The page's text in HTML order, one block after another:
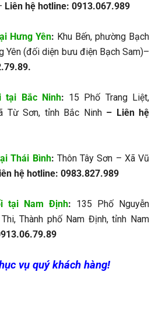
Liên hệ hotline: 0913.067.989
Hưng Yên: Khu Bến, phường Bạch
Yên (đối diện bưu điện Bạch Sam)–
tại Bắc Ninh: 15 Phố Trang Liệt,
Từ Sơn, tỉnh Bắc Ninh– Liên hệ
Thái Bình: Thôn Tây Sơn – Xã Vũ
hệ hotline: 0983.827.989
tại Nam Định: 135 Phố Nguyễn
Thành phố Nam Định, tỉnh Nam
vụ quý khách hàng!